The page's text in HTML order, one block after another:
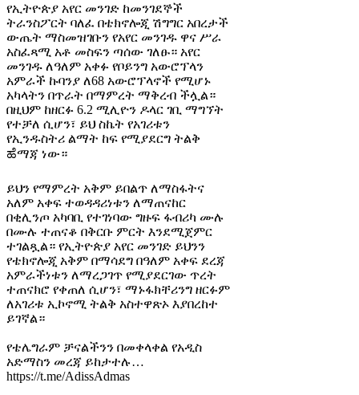
የኢትዮጵያ አየር መንገድ ከመንገደኞች
ትራንስፖርት ባለፈ በቴክኖሎጂ ሽግግር አበረታች
ውጤት ማስመዝገቡን የአየር መንገዱ ዋና ሥራ
አስፈጻሚ አቶ መስፍን ጣሰው ገለፁ። አየር
መንገዱ ለዓለም አቀፉ የቦይንግ አውሮፕላን
አምራች ኩባንያ ለ68 አውሮፕላኖች የሚሆኑ
አካላትን በጥራት በማምረት ማቅረብ ችሏል።
በዚህም ከዘርፉ 6.2 ሚሊዮን ዶላር ገቢ ማግኘት
የተቻለ ሲሆን፣ ይህ ስኬት የአገሪቱን
የኢንዱስትሪ ልማት ከፍ የሚያደርግ ትልቅ
ಹೆማጃ ነው።
ይህን የማምረት አቅም ይበልጥ ለማስፋትና
አለም አቀፍ ተወዳዳሪነቱን ለማጠናከር
በቂሊንጦ አካባቢ የተገነባው ግዙፍ ፋብሪካ ሙሉ
በሙሉ ተጠናቆ በቅርቡ ምርት እንደሚጀምር
ተገልጿል። የኢትዮጵያ አየር መንገድ ይህንን
የቴክኖሎጂ አቅም በማሳደግ በዓለም አቀፍ ደረጃ
አምራችነቱን ለማረጋገጥ የሚያደርገው ጥረት
ተጠናክሮ የቀጠለ ሲሆን፣ ማኑፋክቸሪንግ ዘርፉም
ለአገሪቱ ኢኮኖሚ ትልቅ አስተዋጽኦ እያበረከተ
ይገኛል።
የቴሌግራም ቻናልችንን በመቀላቀል የአዲስ
አድማስን መረጃ ይከታተሉ…
https://t.me/AdissAdmas